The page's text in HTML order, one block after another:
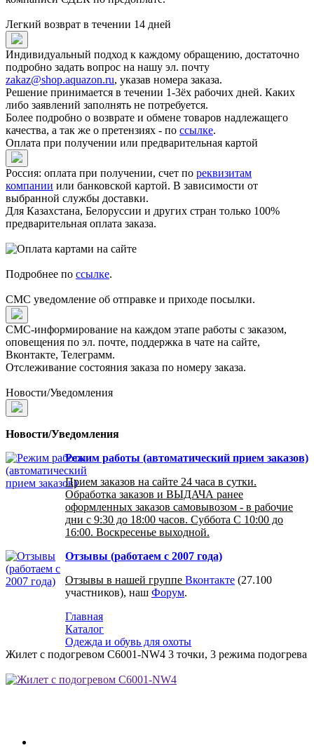
Легкий возврат в течении 14 дней
Индивидуальный подход к каждому обращению, достаточно
подробно задать вопрос на нашу эл. почту
zakaz@shop.aquazon.ru, указав номера заказа.
Решение принимается в течении 1-3ёх рабочих дней. Каких
либо заявлений заполнять не потребуется.
Более подробно о возврате и обмене товаров надлежащего
качества, а так же о претензиях - по ссылке.
Оплата при получении или предварительная картой
Россия: оплата при получении, счет по реквизитам
компании или банковской картой. В зависимости от
выбранной службы доставки.
Для Казахстана, Белоруссии и других стран только 100%
предварительная оплата заказа.
Подробнее по ссылке.
СМС уведомление об отправке и приходе посылки.
СМС-информирование на каждом этапе работы с заказом,
оповещения по эл. почте, поддержка в чате на сайте,
Вконтакте, Телеграмм.
Отслеживание состояния заказа по номеру заказа.
Новости/Уведомления
Новости/Уведомления
Режим работы (автоматический прием заказов)
Прием заказов на сайте 24 часа в сутки.
Обработка заказов и ВЫДАЧА ранее
оформленных заказов самовывозом - в рабочие
дни с 9:30 до 18:00 часов. Суббота С 10:00 до
16:00. Воскресенье выходной.
Отзывы (работаем с 2007 года)
Отзывы в нашей группе Вконтакте (27.100
участников), наш Форум.
Главная
Каталог
Одежда и обувь для охоты
Жилет с подогревом C6001-NW4 3 точки, 3 режима подогрева